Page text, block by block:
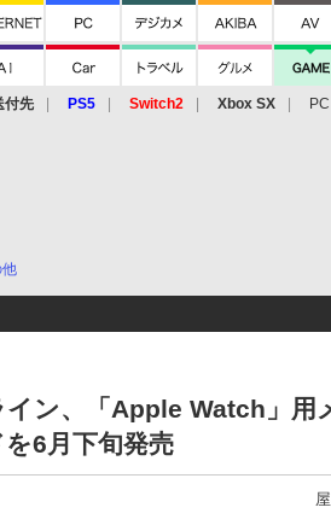
付先 PS5 Switch2 Xbox SX PC
他
ン、「Apple Watch」用
6月下旬発売